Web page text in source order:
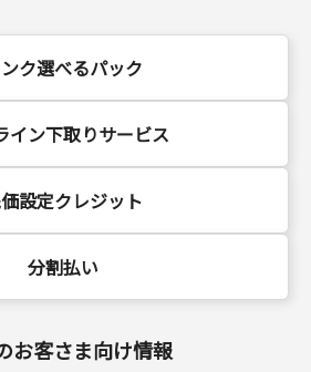
ク選べるパック
イン下取りサービス
設定クレジット
分割払い
お客さま向け情報